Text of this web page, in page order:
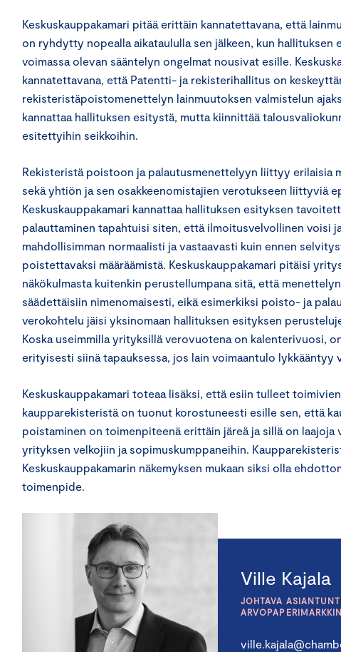
Keskuskauppakamari pitää erittäin kannatettavana, että
on ryhdytty nopealla aikataululla sen jälkeen, kun hallituksen
voimassa olevan sääntelyn ongelmat nousivat esille.
kannatettavana, että Patentti- ja rekisterihallitus on
rekisteristäpoistomenettelyn lainmuutoksen valmistelun
kannattaa hallituksen esitystä, mutta kiinnittää
esitettyihin seikkoihin.
Rekisteristä poistoon ja palautusmenettelyyn liittyy erilaisia
sekä yhtiön ja sen osakkeenomistajien verotukseen liittyviä
Keskuskauppakamari kannattaa hallituksen esityksen
palauttaminen tapahtuisi siten, että ilmoitusvelvollinen voisi
mahdollisimman normaalisti ja vastaavasti kuin ennen
poistettavaksi määräämistä. Keskuskauppakamari pitäisi
näkökulmasta kuitenkin perustellumpana sitä, että
säädettäisiin nimenomaisesti, eikä esimerkiksi poisto- ja
verokohtelu jäisi yksinomaan hallituksen esityksen
Koska useimmilla yrityksillä verovuotena on kalenterivuosi,
erityisesti siinä tapauksessa, jos lain voimaantulo lykkääntyy
Keskuskauppakamari toteaa lisäksi, että esiin tulleet
kaupparekisteristä on tuonut korostuneesti esille sen, että
poistaminen on toimenpiteenä erittäin järeä ja sillä on laajoja
yrityksen velkojiin ja sopimuskumppaneihin.
Keskuskauppakamarin näkemyksen mukaan siksi olla
toimenpide.
Ville Kajala
JOHTAVA